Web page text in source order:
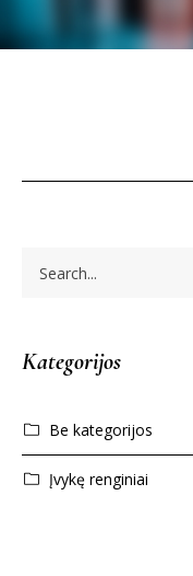
Kategorijos
Be kategorijos
Įvykę renginiai